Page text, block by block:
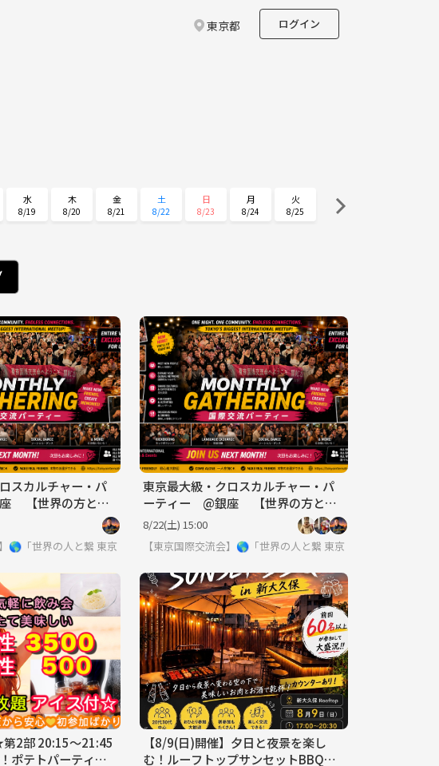
東京都 ログイン
水
8/19
木
8/20
金
8/21
土
8/22
日
8/23
月
8/24
火
8/25
スカルチャー・パ
【世界の方と出
れなくてもOK
】🌎「世界の人と繋りたい」違う世界見てみたい方は必見 ※英語喋れなくてもご参加いただ
東京
東京最大級・クロスカルチャー・パ
ーティー @銀座 【世界の方と出
会える場】※英語喋れなくてもOK
8/22(土) 15:00
【東京国際交流会】🌎「世界の人と繋りたい」違う世界見
東京
2部 20:15～21:45
ポテトパーティ
【8/9(日)開催】夕日と夜景を楽し
む！ルーフトップサンセットBBQパ